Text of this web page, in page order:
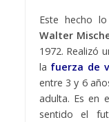
Este hecho
Walter
1972. Realizó
la fuerza de
entre 3 y 6
adulta. Es en
sentido el